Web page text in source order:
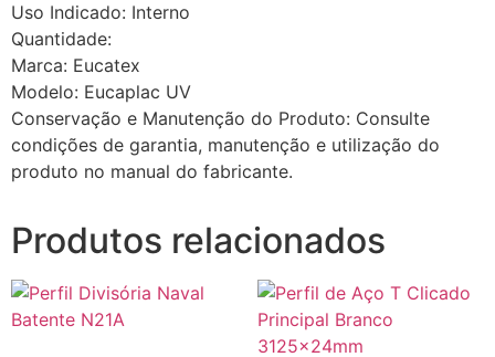
Uso Indicado: Interno
Quantidade:
Marca: Eucatex
Modelo: Eucaplac UV
Conservação e Manutenção do Produto: Consulte
condições de garantia, manutenção e utilização do
produto no manual do fabricante.
Produtos relacionados